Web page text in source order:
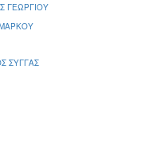
ΓΕΩΡΓΙΟΥ
ΣΥΓΓΑΣ